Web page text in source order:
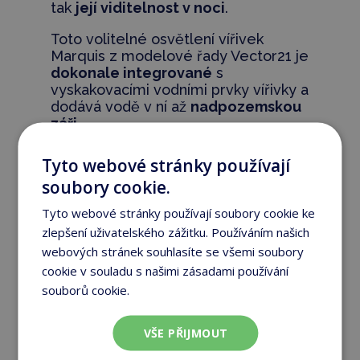
tak její viditelnost v noci.
Toto volitelné osvětlení vířivek
Marquis z modelové řady Vector21 je
dokonale integrované s
vyskakovacími vodními prvky vířivky a
dodává vodě v ní až nadpozemskou
záři.
Marquis Celebrity Elite
a osvětlení Twiligth™
Tyto webové stránky používají
soubory cookie.
Tyto webové stránky používají soubory cookie ke
zlepšení uživatelského zážitku. Používáním našich
webových stránek souhlasíte se všemi soubory
cookie v souladu s našimi zásadami používání
souborů cookie.
VŠE PŘIJMOUT